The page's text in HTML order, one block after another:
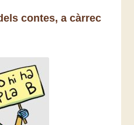
contes, a càrrec